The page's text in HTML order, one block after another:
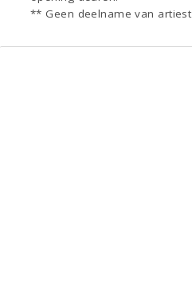
** Geen deelname van artiest